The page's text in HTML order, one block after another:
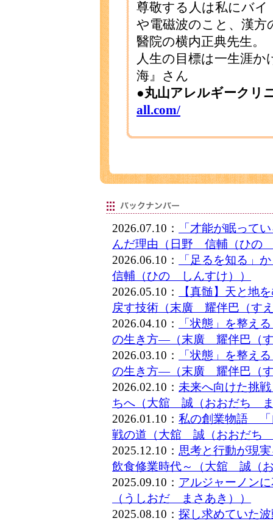
尊敬する人は私にバ
や電磁波のこと、漢
醫院の横内正典先生。
人生の目標は一生涯
海』さん
●丸山アレルギークリ
all.com/
2026.07.10：
「才能が眠って
んだ理由（日野 信輔（ひの
2026.06.10：
「足るを知る」
信輔（ひの しんすけ））
2026.05.10：
【真髄】天と地
戻す技術（末廣 耀伴巴（す
2026.04.10：
「状態」を整え
の生き方―（末廣 耀伴巴（
2026.03.10：
「状態」を整え
の生き方―（末廣 耀伴巴（
2026.02.10： 未来へ向けた挑
ちへ（大舘 誠（おおだち
2026.01.10： 私の創業物語 「
戦の道（大舘 誠（おおだち
2025.12.10： 思考と行動が現
飲食修業時代～（大舘 誠（
2025.09.10： アルジャーノン
（うしおだ まさあき））
2025.08.10： 探し求めていた